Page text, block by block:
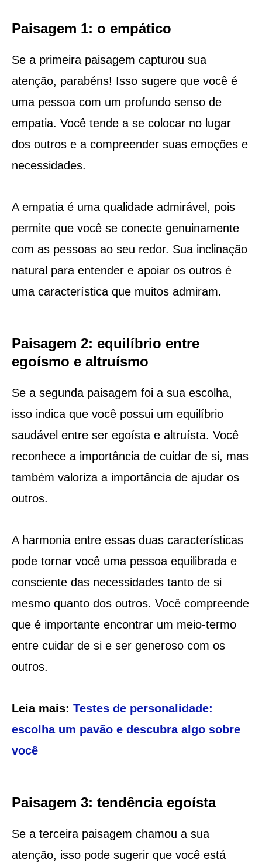
Paisagem 1: o empático
Se a primeira paisagem capturou sua
atenção, parabéns! Isso sugere que você é
uma pessoa com um profundo senso de
empatia. Você tende a se colocar no lugar
dos outros e a compreender suas emoções e
necessidades.
A empatia é uma qualidade admirável, pois
permite que você se conecte genuinamente
com as pessoas ao seu redor. Sua inclinação
natural para entender e apoiar os outros é
uma característica que muitos admiram.
Paisagem 2: equilíbrio entre
egoísmo e altruísmo
Se a segunda paisagem foi a sua escolha,
isso indica que você possui um equilíbrio
saudável entre ser egoísta e altruísta. Você
reconhece a importância de cuidar de si, mas
também valoriza a importância de ajudar os
outros.
A harmonia entre essas duas características
pode tornar você uma pessoa equilibrada e
consciente das necessidades tanto de si
mesmo quanto dos outros. Você compreende
que é importante encontrar um meio-termo
entre cuidar de si e ser generoso com os
outros.
Leia mais: Testes de personalidade:
escolha um pavão e descubra algo sobre
você
Paisagem 3: tendência egoísta
Se a terceira paisagem chamou a sua
atenção, isso pode sugerir que você está